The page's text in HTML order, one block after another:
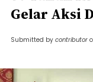
Gelar Aksi
Submitted by contributor